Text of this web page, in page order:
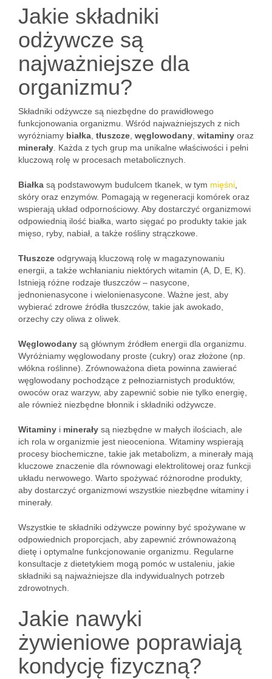
Jakie składniki
odżywcze są
najważniejsze dla
organizmu?
Składniki odżywcze są niezbędne do prawidłowego
funkcjonowania organizmu. Wśród najważniejszych z nich
wyróżniamy białka tłuszcze węglowodany witaminy oraz
minerały . Każda z tych grup ma unikalne właściwości i pełni
kluczową rolę w procesach metabolicznych.
Białka są podstawowym budulcem tkanek, w tym mięśni
skóry oraz enzymów. Pomagają w regeneracji komórek oraz
wspierają układ odpornościowy. Aby dostarczyć organizmowi
odpowiednią ilość białka, warto sięgać po produkty takie jak
mięso, ryby, nabiał, a także rośliny strączkowe.
Tłuszcze odgrywają kluczową rolę w magazynowaniu
energii, a także wchłanianiu niektórych witamin (A, D, E, K).
Istnieją różne rodzaje tłuszczów – nasycone,
jednonienasycone i wielonienasycone. Ważne jest, aby
wybierać zdrowe źródła tłuszczów, takie jak awokado,
orzechy czy oliwa z oliwek.
Węglowodany są głównym źródłem energii dla organizmu.
Wyróżniamy węglowodany proste (cukry) oraz złożone (np.
włókna roślinne). Zrównoważona dieta powinna zawierać
węglowodany pochodzące z pełnoziarnistych produktów,
owoców oraz warzyw, aby zapewnić sobie nie tylko energię,
ale również niezbędne błonnik i składniki odżywcze.
Witaminy i minerały są niezbędne w małych ilościach, ale
ich rola w organizmie jest nieoceniona. Witaminy wspierają
procesy biochemiczne, takie jak metabolizm, a minerały mają
kluczowe znaczenie dla równowagi elektrolitowej oraz funkcji
układu nerwowego. Warto spożywać różnorodne produkty,
aby dostarczyć organizmowi wszystkie niezbędne witaminy i
minerały.
Wszystkie te składniki odżywcze powinny być spożywane w
odpowiednich proporcjach, aby zapewnić zrównoważoną
dietę i optymalne funkcjonowanie organizmu. Regularne
konsultacje z dietetykiem mogą pomóc w ustaleniu, jakie
składniki są najważniejsze dla indywidualnych potrzeb
zdrowotnych.
Jakie nawyki
żywieniowe poprawiają
kondycję fizyczną?